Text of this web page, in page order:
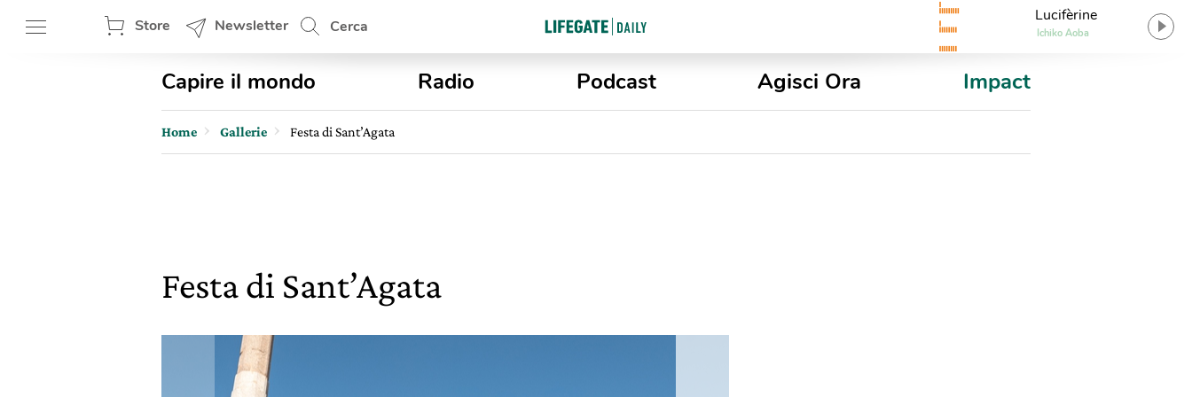
Store Newsletter Cerca
Lucifèrine
Ichiko Aoba
Capire il mondo Radio Podcast Agisci Ora Impact
Home Gallerie Festa di Sant’Agata
Festa di Sant’Agata